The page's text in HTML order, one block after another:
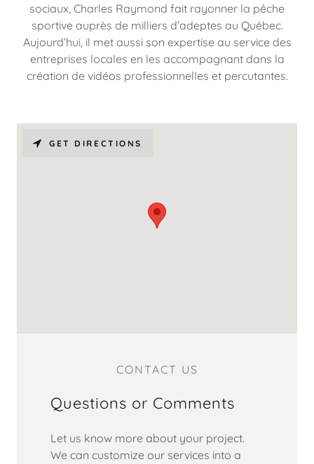
sociaux, Charles Raymond fait rayonner la pêche
sportive auprès de milliers d’adeptes au Québec.
Aujourd’hui, il met aussi son expertise au service des
entreprises locales en les accompagnant dans la
création de vidéos professionnelles et percutantes.
CONTACT US
Questions or Comments
Let us know more about your project.
We can customize our services into a
GET DIRECTIONS